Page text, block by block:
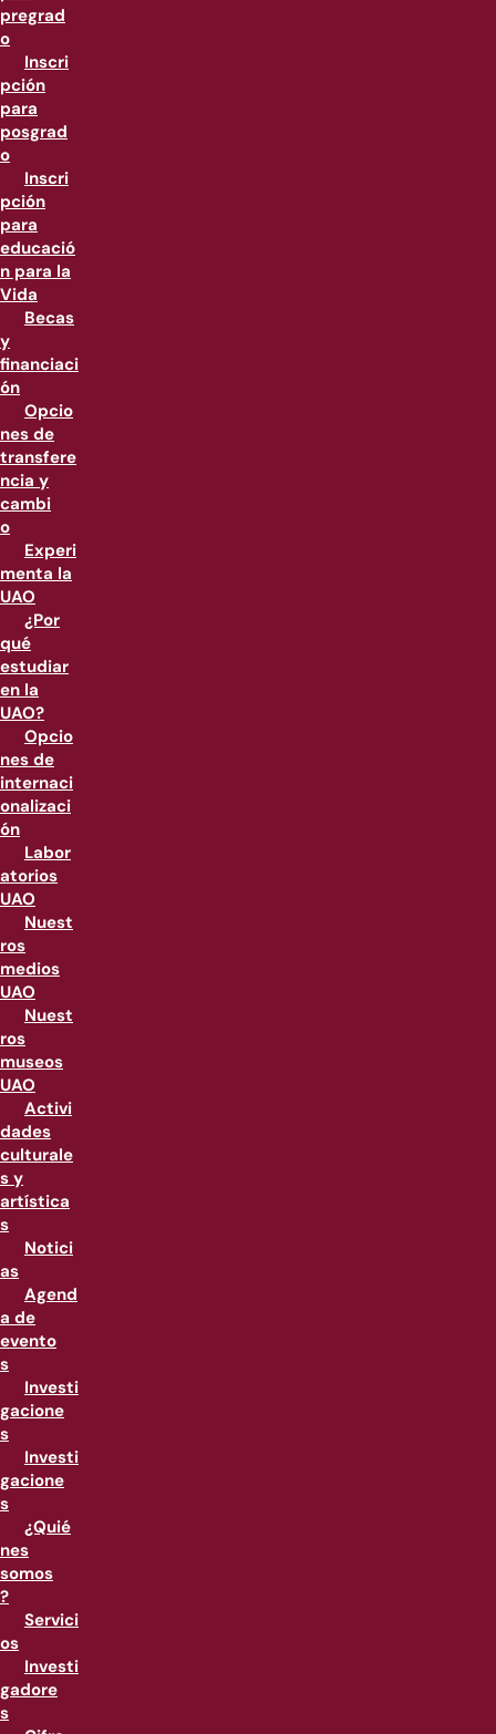
pregrad
o
Inscri
pción
para
posgrad
o
Inscri
pción
para
educació
n para la
Vida
Becas
y
financiaci
ón
Opcio
nes de
transfere
ncia y
cambi
o
Experi
menta la
UAO
¿Por
qué
estudiar
en la
UAO?
Opcio
nes de
internaci
onalizaci
ón
Labor
atorios
UAO
Nuest
ros
medios
UAO
Nuest
ros
museos
UAO
Activi
dades
culturale
s y
artística
s
Notici
as
Agend
a de
evento
s
Investi
gacione
s
Investi
gacione
s
¿Quié
nes
somos
?
Servici
os
Investi
gadore
s